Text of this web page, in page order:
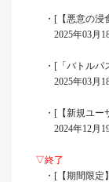
・[【悪意の浸
2025年03月18
・[「バトルパ
2025年03月18
・[【新規ユー
2024年12月19
▽終了
・[【期間限定